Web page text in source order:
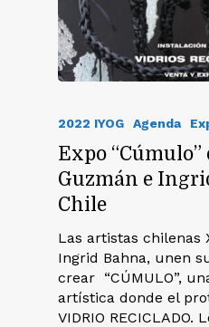
2022 IYOG Agenda
Expo
Guzmán e
Chile
Las artistas chilenas
Ingrid Bahna, unen
crear “CÚMULO”,
artística donde el
VIDRIO